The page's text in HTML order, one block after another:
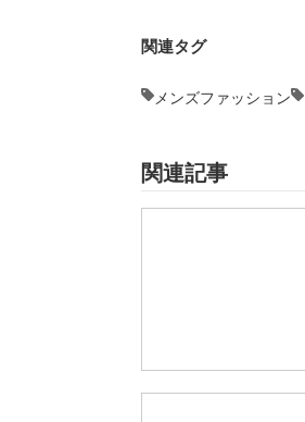
関連タグ
メンズファッション
関連記事